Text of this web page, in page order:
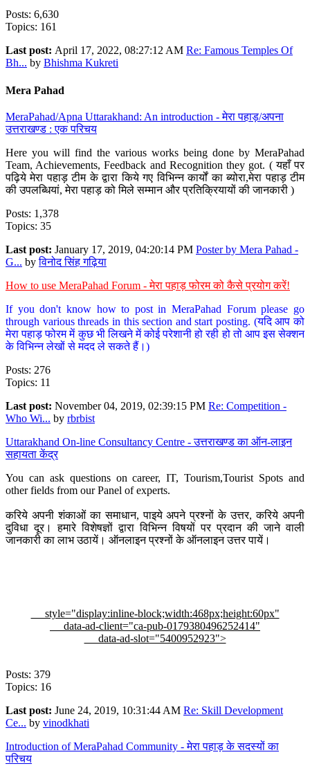
Posts: 6,630
Topics: 161
Last post: April 17, 2022, 08:27:12 AM Re: Famous Temples Of
Bh... by Bhishma Kukreti
Mera Pahad
MeraPahad/Apna Uttarakhand: An introduction - मेरा पहाड़/अपना
उत्तराखण्ड : एक परिचय
Here you will find the various works being done by MeraPahad
Team, Achievements, Feedback and Recognition they got. ( यहाँ पर
पढ़िये मेरा पहाड़ टीम के द्वारा किये गए विभिन्न कार्यों का ब्योरा,मेरा पहाड़ टीम
की उपलब्धियां, मेरा पहाड़ को मिले सम्मान और प्रतिक्रियायों की जानकारी )
Posts: 1,378
Topics: 35
Last post: January 17, 2019, 04:20:14 PM Poster by Mera Pahad -
G... byविनोद सिंह गढ़िया
How to use MeraPahad Forum - मेरा पहाड़ फोरम को कैसे प्रयोग करें!
If you don't know how to post in MeraPahad Forum please go
through various threads in this section and start posting. (यदि आप को
मेरा पहाड़ फोरम में कुछ भी लिखने में कोई परेशानी हो रही हो तो आप इस सेक्शन
के विभिन्न लेखों से मदद ले सकते हैं।)
Posts: 276
Topics: 11
Last post: November 04, 2019, 02:39:15 PM Re: Competition -
Who Wi... by rbrbist
Uttarakhand On-line Consultancy Centre - उत्तराखण्ड का ऑन-लाइन
सहायता केंद्र
You can ask questions on career, IT, Tourism,Tourist Spots and
other fields from our Panel of experts.
करिये अपनी शंकाओं का समाधान, पाइये अपने प्रश्नों के उत्तर, करिये अपनी
दुविधा दूर। हमारे विशेषज्ञों द्वारा विभिन्न विषयों पर प्रदान की जाने वाली
जानकारी का लाभ उठायें। ऑनलाइन प्रश्नों के ऑनलाइन उत्तर पायें।
style="display:inline-block;width:468px;height:60px"
data-ad-client="ca-pub-0179380496252414"
data-ad-slot="5400952923">
Posts: 379
Topics: 16
Last post: June 24, 2019, 10:31:44 AM Re: Skill Development
Ce... by vinodkhati
Introduction of MeraPahad Community - मेरा पहाड़ के सदस्यों का
परिचय